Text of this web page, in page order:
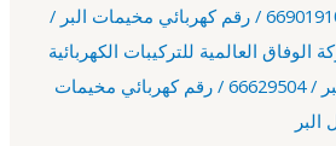
كهربائي مخيمات البر / 66901910 / رقم كهربائي مخيمات البر /
العالمية للتركيبات الكهربائية
كهربائي مخيمات البر / 66629504 / رقم كهربائي مخيمات